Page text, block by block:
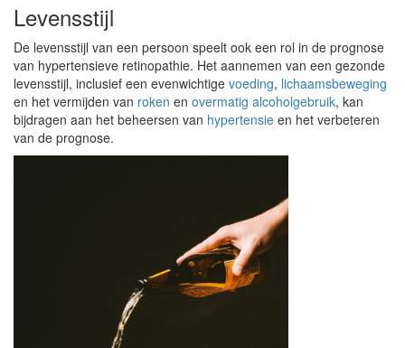
Levensstijl
De levensstijl van een persoon speelt ook een rol in de prognose
van hypertensieve retinopathie. Het aannemen van een gezonde
levensstijl, inclusief een evenwichtige voeding, lichaamsbeweging
en het vermijden van roken en overmatig alcoholgebruik, kan
bijdragen aan het beheersen van hypertensie en het verbeteren
van de prognose.